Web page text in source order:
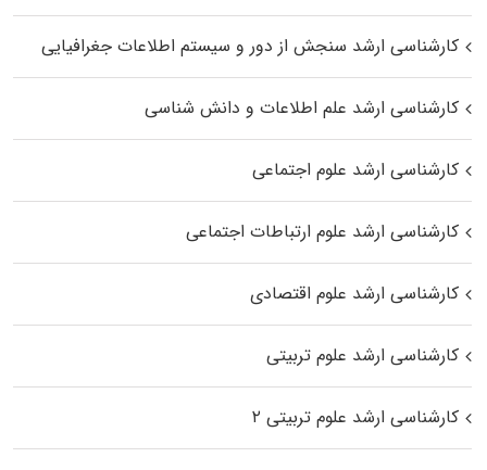
کارشناسی ارشد سنجش از دور و سیستم اطلاعات جغرافیایی
کارشناسی ارشد علم اطلاعات و دانش شناسی
کارشناسی ارشد علوم اجتماعی
کارشناسی ارشد علوم ارتباطات اجتماعی
کارشناسی ارشد علوم اقتصادی
کارشناسی ارشد علوم تربیتی
کارشناسی ارشد علوم تربیتی ۲